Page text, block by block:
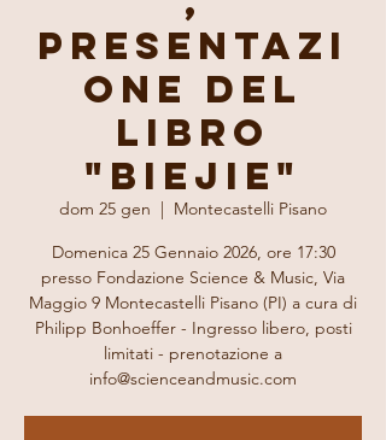
presentazi
one del
libro
"Biejie"
dom 25 gen
  |
Montecastelli Pisano
Domenica 25 Gennaio 2026, ore 17:30
presso Fondazione Science & Music, Via
Maggio 9 Montecastelli Pisano (PI) a cura di
Philipp Bonhoeffer - Ingresso libero, posti
limitati - prenotazione a
info@scienceandmusic.com